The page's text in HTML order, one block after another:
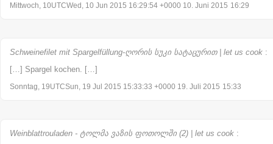
Mittwoch, 10UTCWed, 10 Jun 2015 16:29:54 +0000 10. Juni 2015 16:29
Schweinefilet mit Spargelfüllung-ღორის სუკი სატაცურით | let us cook :
[…] Spargel kochen. […]
Sonntag, 19UTCSun, 19 Jul 2015 15:33:33 +0000 19. Juli 2015 15:33
Weinblattrouladen - ტოლმა ვაზის ფოთოლში (2) | let us cook :